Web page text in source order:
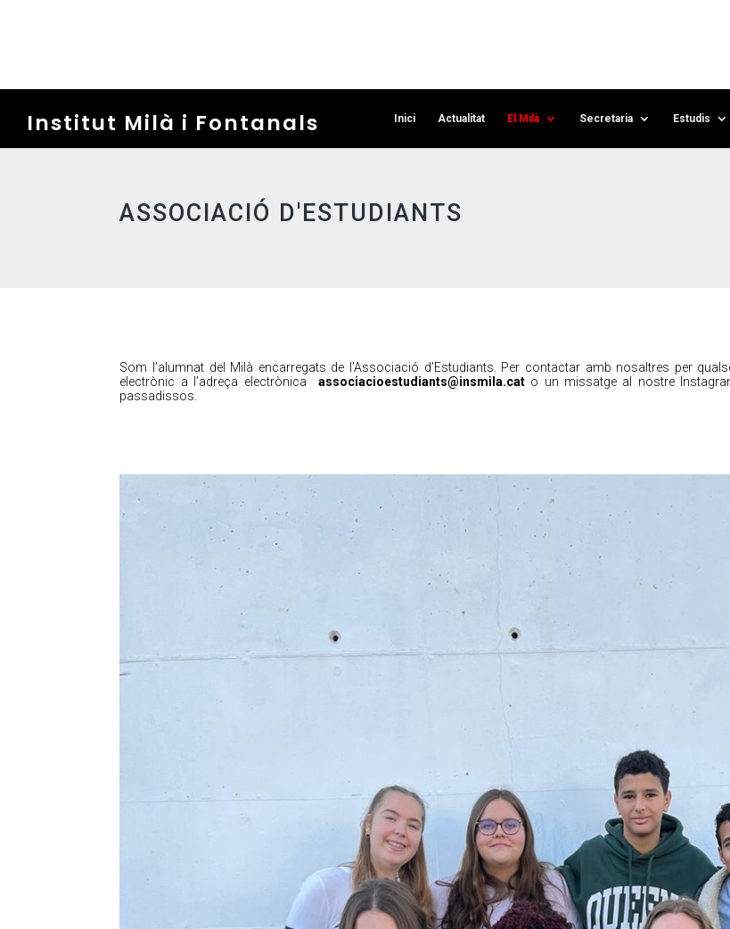
Institut Milà i Fontanals Inici Actualitat El Milà Secretaria Estudis
ASSOCIACIÓ D'ESTUDIANTS
Som l’alumnat del Milà encarregats de l’Associació d’Estudiants. Per contactar amb nosaltres per
electrònic a l’adreça electrònica associacioestudiants@insmila.cato un missatge al nostre
passadissos.